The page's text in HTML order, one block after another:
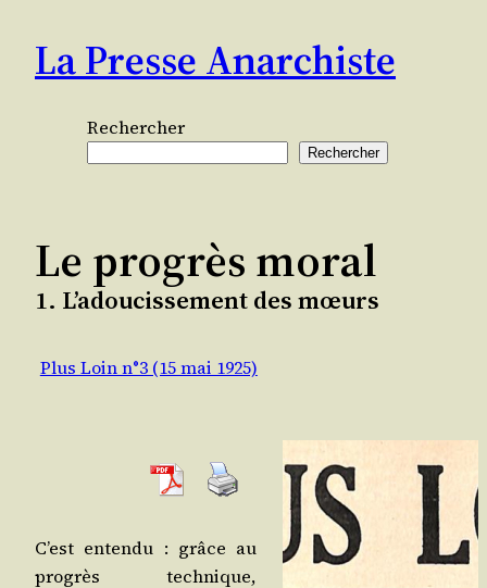
contenu
La Presse Anarchiste
Rechercher
Rechercher
Le progrès moral
1. L’adoucissement des mœurs
Plus Loin n°3 (15 mai 1925)
C’est enten­du : grâce au
pro­grès tech­nique,